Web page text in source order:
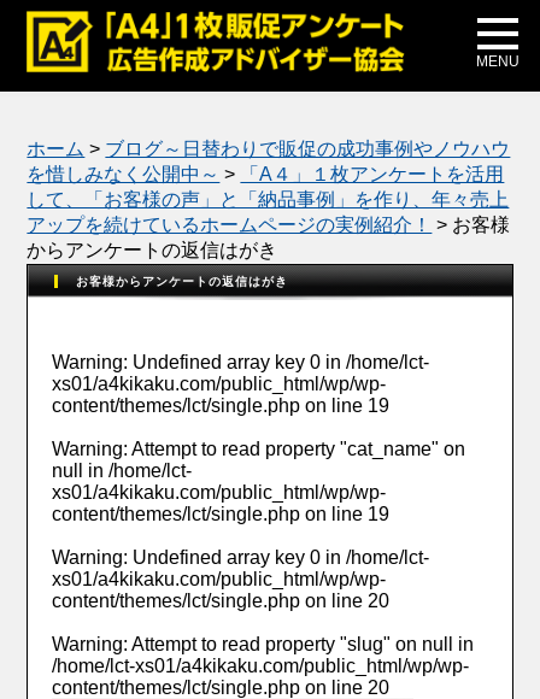
MENU
メディア掲載
公式ブログ
ホーム > ブログ～日替わりで販促の成功事例やノウハウ
を惜しみなく公開中～ >
「A４」１枚アンケートを活用
して、「お客様の声」と「納品事例」を作り、年々売上
アップを続けているホームページの実例紹介！
> お客様
からアンケートの返信はがき
お客様からアンケートの返信はがき
Warning: Undefined array key 0 in/home/lct-
xs01/a4kikaku.com/public_html/wp/wp-
content/themes/lct/single.php on line 19
Warning: Attempt to read property "cat_name" on
null in/home/lct-
xs01/a4kikaku.com/public_html/wp/wp-
content/themes/lct/single.php on line 19
Warning: Undefined array key 0 in/home/lct-
xs01/a4kikaku.com/public_html/wp/wp-
content/themes/lct/single.php on line 20
Warning: Attempt to read property "slug" on null in
/home/lct-xs01/a4kikaku.com/public_html/wp/wp-
content/themes/lct/single.php on line 20